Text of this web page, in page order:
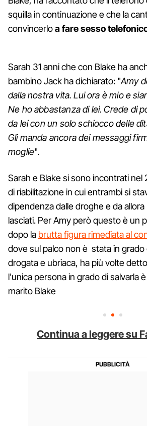
squilla in continuazione e che la
convincerloa fare sesso
Sarah 31 anni che con Blake ha
bambino Jack ha dichiarato: "Amy
dalla nostra vita. Lui ora è mio e
Ne ho abbastanza di lei. Crede di
da lei con un solo schiocco delle
Gli manda ancora dei messaggi
moglie".
Sarah e Blake si sono incontrati
di riabilitazione in cui entrambi si
dipendenza dalle droghe e da
lasciati. Per Amy però questo è un
dopo la brutta figura rimediata al
dove sul palco non è stata in grado
drogata e ubriaca, ha più volte
l'unica persona in grado di salvarla
marito Blake
Continua a leggere su